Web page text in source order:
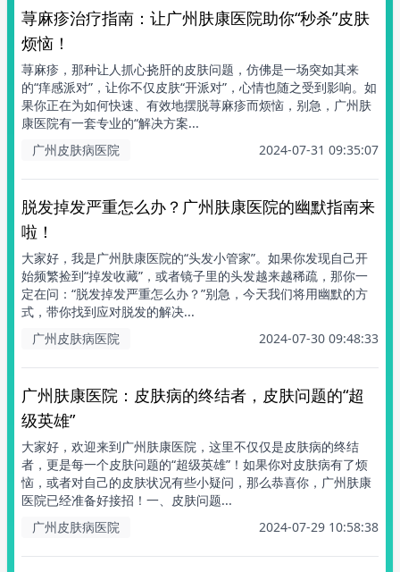
荨麻疹治疗指南：让广州肤康医院助你“秒杀”皮肤
烦恼！
荨麻疹，那种让人抓心挠肝的皮肤问题，仿佛是一场突如其来
的“痒感派对”，让你不仅皮肤“开派对”，心情也随之受到影响。如
果你正在为如何快速、有效地摆脱荨麻疹而烦恼，别急，广州肤
康医院有一套专业的“解决方案...
广州皮肤病医院
2024-07-31 09:35:07
脱发掉发严重怎么办？广州肤康医院的幽默指南来
啦！
大家好，我是广州肤康医院的“头发小管家”。如果你发现自己开
始频繁捡到“掉发收藏”，或者镜子里的头发越来越稀疏，那你一
定在问：“脱发掉发严重怎么办？”别急，今天我们将用幽默的方
式，带你找到应对脱发的解决...
广州皮肤病医院
2024-07-30 09:48:33
广州肤康医院：皮肤病的终结者，皮肤问题的“超
级英雄”
大家好，欢迎来到广州肤康医院，这里不仅仅是皮肤病的终结
者，更是每一个皮肤问题的“超级英雄”！如果你对皮肤病有了烦
恼，或者对自己的皮肤状况有些小疑问，那么恭喜你，广州肤康
医院已经准备好接招！一、皮肤问题...
广州皮肤病医院
2024-07-29 10:58:38